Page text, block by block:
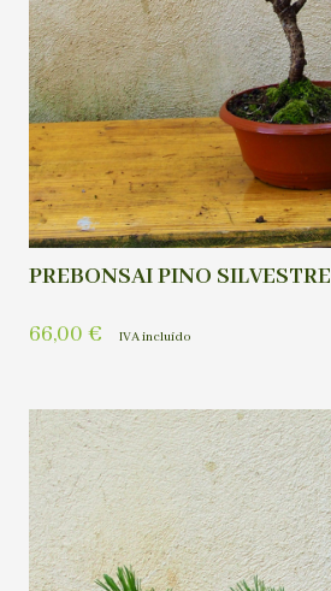
PREBONSAI PINO SILVESTRE
66,00 € IVA incluído